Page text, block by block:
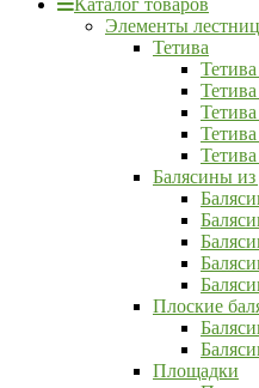
Элементы лестниц
Тетива
Балясины из
Плоские
Площадки